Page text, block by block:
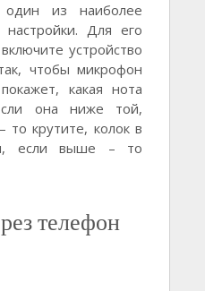
из наиболее
Для его
устройство
чтобы микрофон
какая нота
она ниже той,
то крутите, колок в
если выше – то
телефон